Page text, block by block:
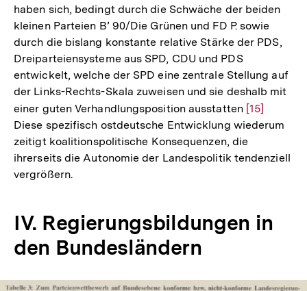
haben sich, bedingt durch die Schwäche der beiden
kleinen Parteien B’ 90/Die Grünen und FD P. sowie
durch die bislang konstante relative Stärke der PDS,
Dreiparteiensysteme aus SPD, CDU und PDS
entwickelt, welche der SPD eine zentrale Stellung auf
der Links-Rechts-Skala zuweisen und sie deshalb mit
einer guten Verhandlungsposition ausstatten Zur
Auflösung
der
Fußnote
[15]
Diese spezifisch ostdeutsche Entwicklung wiederum
zeitigt koalitionspolitische Konsequenzen, die
ihrerseits die Autonomie der Landespolitik tendenziell
vergrößern.
IV. Regierungsbildungen in
den Bundesländern